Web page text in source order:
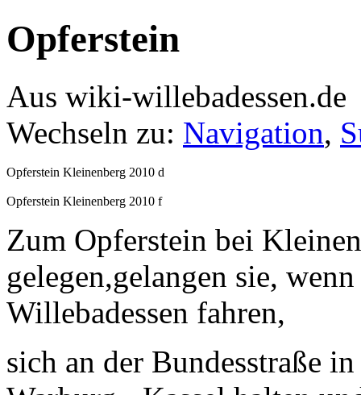
Opferstein
Aus wiki-willebadessen.de
Wechseln zu: Navigation,
Opferstein Kleinenberg 2010 d
Opferstein Kleinenberg 2010 f
Zum Opferstein bei
gelegen,gelangen sie,
Willebadessen fahren,
sich an der Bundesstraße